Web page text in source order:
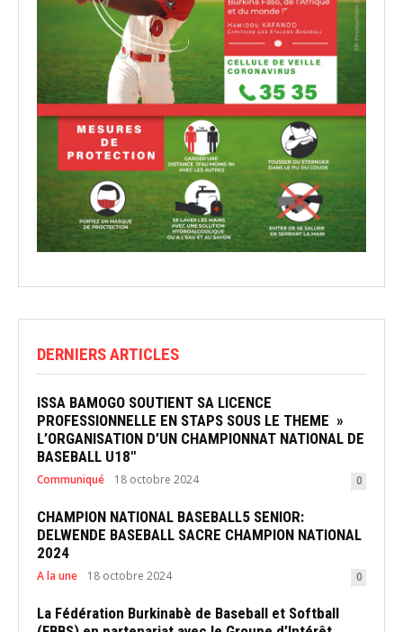
DERNIERS ARTICLES
ISSA BAMOGO SOUTIENT SA LICENCE
PROFESSIONNELLE EN STAPS SOUS LE THEME »
L’ORGANISATION D’UN CHAMPIONNAT NATIONAL DE
BASEBALL U18″
Communiqué 18 octobre 2024 0
CHAMPION NATIONAL BASEBALL5 SENIOR:
DELWENDE BASEBALL SACRE CHAMPION NATIONAL
2024
A la une 18 octobre 2024 0
La Fédération Burkinabè de Baseball et Softball